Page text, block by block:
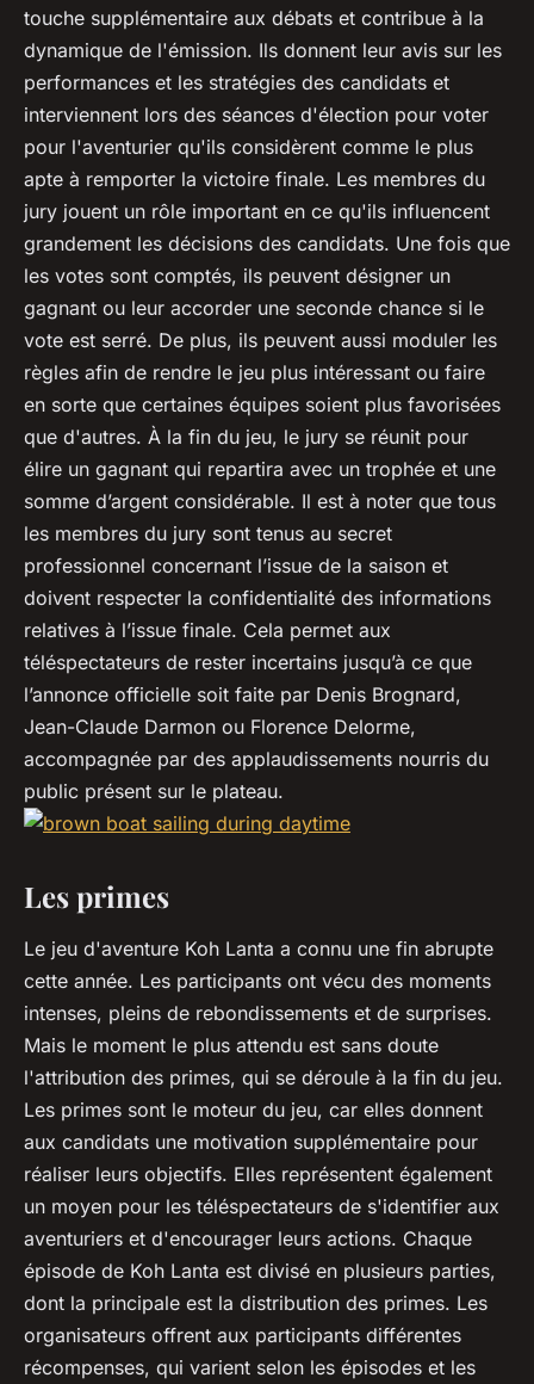
touche supplémentaire aux débats et contribue à la
dynamique de l'émission. Ils donnent leur avis sur les
performances et les stratégies des candidats et
interviennent lors des séances d'élection pour voter
pour l'aventurier qu'ils considèrent comme le plus
apte à remporter la victoire finale. Les membres du
jury jouent un rôle important en ce qu'ils influencent
grandement les décisions des candidats. Une fois que
les votes sont comptés, ils peuvent désigner un
gagnant ou leur accorder une seconde chance si le
vote est serré. De plus, ils peuvent aussi moduler les
règles afin de rendre le jeu plus intéressant ou faire
en sorte que certaines équipes soient plus favorisées
que d'autres. À la fin du jeu, le jury se réunit pour
élire un gagnant qui repartira avec un trophée et une
somme d’argent considérable. Il est à noter que tous
les membres du jury sont tenus au secret
professionnel concernant l’issue de la saison et
doivent respecter la confidentialité des informations
relatives à l’issue finale. Cela permet aux
téléspectateurs de rester incertains jusqu’à ce que
l’annonce officielle soit faite par Denis Brognard,
Jean-Claude Darmon ou Florence Delorme,
accompagnée par des applaudissements nourris du
public présent sur le plateau.
Les primes
Le jeu d'aventure Koh Lanta a connu une fin abrupte
cette année. Les participants ont vécu des moments
intenses, pleins de rebondissements et de surprises.
Mais le moment le plus attendu est sans doute
l'attribution des primes, qui se déroule à la fin du jeu.
Les primes sont le moteur du jeu, car elles donnent
aux candidats une motivation supplémentaire pour
réaliser leurs objectifs. Elles représentent également
un moyen pour les téléspectateurs de s'identifier aux
aventuriers et d'encourager leurs actions. Chaque
épisode de Koh Lanta est divisé en plusieurs parties,
dont la principale est la distribution des primes. Les
organisateurs offrent aux participants différentes
récompenses, qui varient selon les épisodes et les